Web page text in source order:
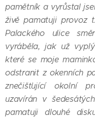
pamětník a vyrůstal
živě pamatuji provoz
Palackého ulice
vyráběla, jak už
které se moje
odstranit z okenních
znečišťující okolní
uzavírán v
pamatuji dlouhé